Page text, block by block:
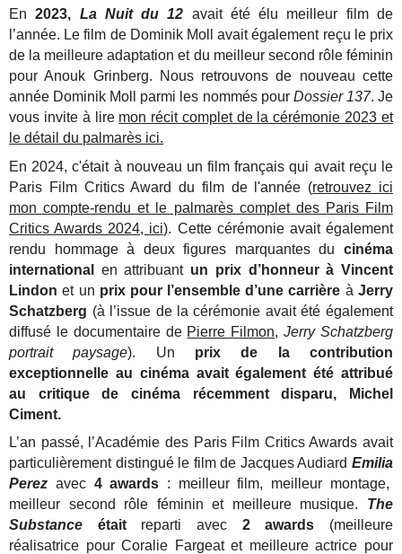
En2023, La Nuit du 12 avait été élu meilleur film de
l’année. Le film de Dominik Moll avait également reçu le prix
de la meilleure adaptation et du meilleur second rôle féminin
pour Anouk Grinberg. Nous retrouvons de nouveau cette
année Dominik Moll parmi les nommés pour Dossier 137. Je
vous invite à lire mon récit complet de la cérémonie 2023 et
le détail du palmarès ici.
En 2024, c'était à nouveau un film français qui avait reçu le
Paris Film Critics Award du film de l'année (retrouvez ici
mon compte-rendu et le palmarès complet des Paris Film
Critics Awards 2024, ici). Cette cérémonie avait également
rendu hommage à deux figures marquantes du cinéma
international en attribuant un prix d’honneur à Vincent
Lindon et un prix pour l’ensemble d’une carrière à Jerry
Schatzberg (à l’issue de la cérémonie avait été également
diffusé le documentaire de Pierre Filmon,Jerry Schatzberg
portrait paysage). Un prix de la contribution
exceptionnelle au cinéma avait également été attribué
au critique de cinéma récemment disparu, Michel
Ciment.
L’an passé, l’Académie des Paris Film Critics Awards avait
particulièrement distingué le film de Jacques Audiard Emilia
Perez avec 4 awards : meilleur film, meilleur montage,
meilleur second rôle féminin et meilleure musique. The
Substance étaitreparti avec 2 awards (meilleure
réalisatrice pour Coralie Fargeat et meilleure actrice pour